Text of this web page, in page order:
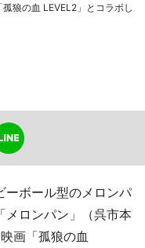
狼の血 LEVEL2」とコラボし
ボール型のメロンパ
メロンパン」（呉市本
画「孤狼の血